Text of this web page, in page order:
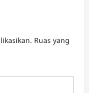
Ruas yang